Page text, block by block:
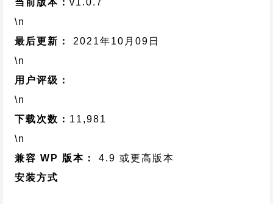
当前版本：v1.0.7
\n
最后更新：
2021年10月09日
\n
用户评级：
\n
下载次数： 11,981
\n
兼容 WP 版本：
4.9 或更高版本
安装方式